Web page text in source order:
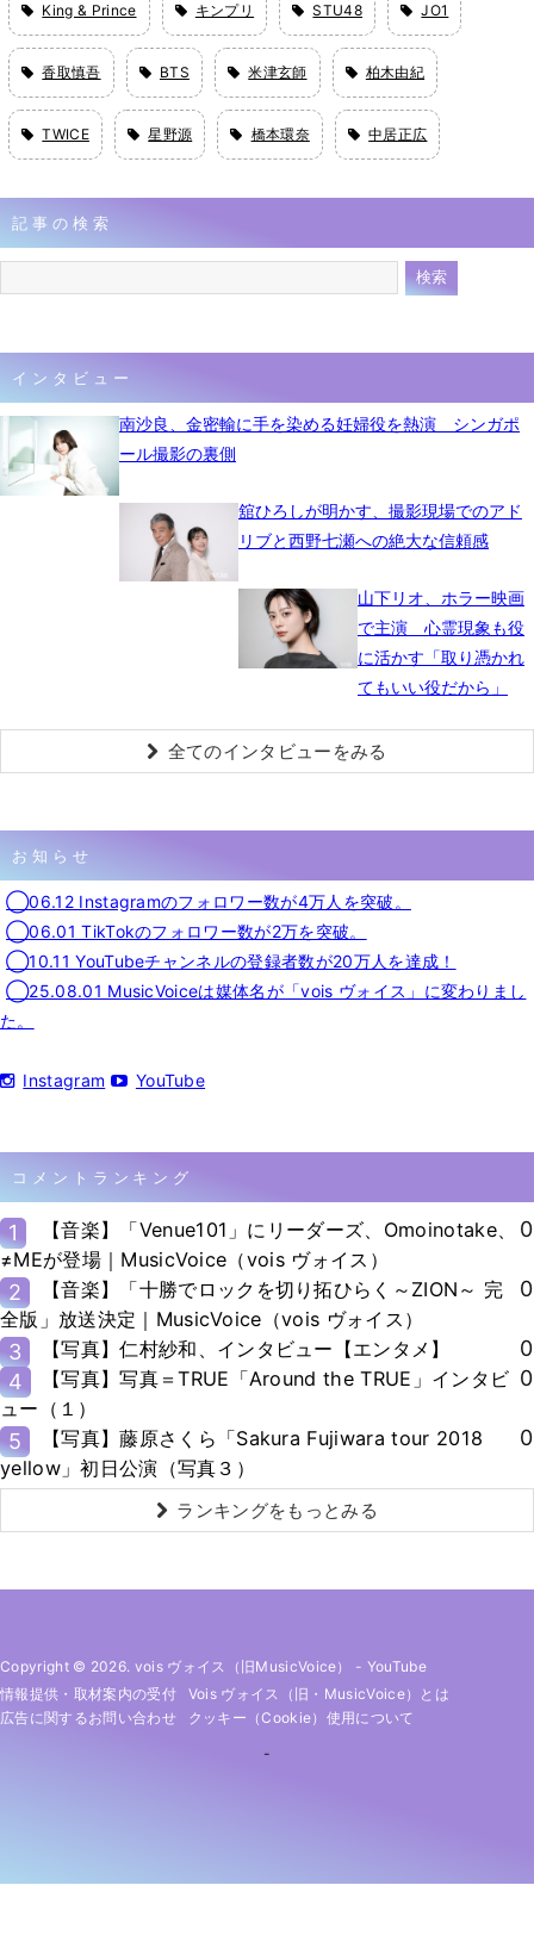
King & Prince キンプリ STU48 JO1
香取慎吾 BTS 米津玄師 柏木由紀
TWICE 星野源 橋本環奈 中居正広
記事の検索
インタビュー
南沙良、金密輸に手を染める妊婦役を熱演 シンガポ
ール撮影の裏側
舘ひろしが明かす、撮影現場でのアド
リブと西野七瀬への絶大な信頼感
山下リオ、ホラー映画
で主演 心霊現象も役
に活かす「取り憑かれ
てもいい役だから」
全てのインタビューをみる
お知らせ
◯06.12 Instagramのフォロワー数が4万人を突破。
◯06.01 TikTokのフォロワー数が2万を突破。
◯10.11 YouTubeチャンネルの登録者数が20万人を達成！
◯25.08.01 MusicVoiceは媒体名が「vois ヴォイス」に変わりまし
た。
Instagram YouTube
コメントランキング
1
【音楽】「Venue101」にリーダーズ、Omoinotake、
≠MEが登場｜MusicVoice（vois ヴォイス）
0
2
【音楽】「十勝でロックを切り拓ひらく～ZION～ 完
全版」放送決定｜MusicVoice（vois ヴォイス）
0
3 【写真】仁村紗和、インタビュー【エンタメ】
0
4
【写真】写真＝TRUE「Around the TRUE」インタビ
ュー（１）
0
5
【写真】藤原さくら「Sakura Fujiwara tour 2018
yellow」初日公演（写真３）
0
ランキングをもっとみる
Copyright © 2026. vois ヴォイス（旧MusicVoice） - YouTube
情報提供・取材案内の受付
Vois ヴォイス（旧・MusicVoice）とは
広告に関するお問い合わせ
クッキー（cookie）使用について
-